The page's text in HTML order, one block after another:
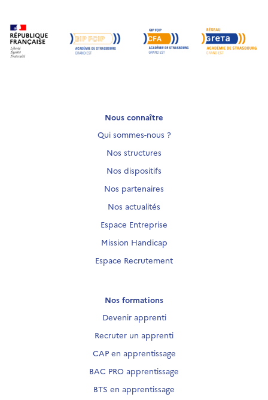
Nous connaître
Qui sommes-nous ?
Nos structures
Nos dispositifs
Nos partenaires
Nos actualités
Espace Entreprise
Mission Handicap
Espace Recrutement
Nos formations
Devenir apprenti
Recruter un apprenti
CAP en apprentissage
BAC PRO apprentissage
BTS en apprentissage